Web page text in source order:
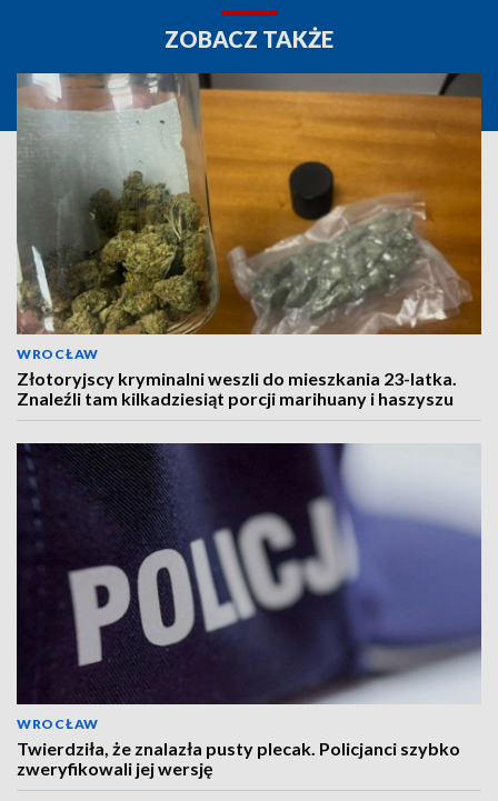
ZOBACZ TAKŻE
WROCŁAW
Złotoryjscy kryminalni weszli do mieszkania 23-latka.
Znaleźli tam kilkadziesiąt porcji marihuany i haszyszu
WROCŁAW
Twierdziła, że znalazła pusty plecak. Policjanci szybko
zweryfikowali jej wersję